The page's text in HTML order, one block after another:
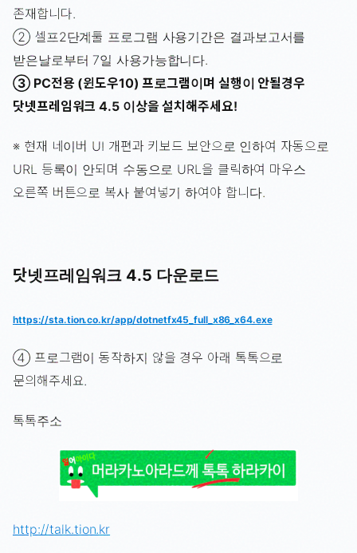
존재합니다.
② 셀프2단계툴 프로그램 사용기간은 결과보고서를
받은날로부터 7일 사용가능합니다.
③ PC전용 (윈도우10) 프로그램이며 실행이 안될경우
닷넷프레임워크 4.5 이상을 설치해주세요!
※ 현재 네이버 UI 개편과 키보드 보안으로 인하여 자동으로
URL 등록이 안되며 수동으로 URL을 클릭하여 마우스
오른쪽 버튼으로 복사 붙여넣기 하여야 합니다.
닷넷프레임워크 4.5 다운로드
https://sta.tion.co.kr/app/dotnetfx45_full_x86_x64.exe
④ 프로그램이 동작하지 않을 경우 아래 톡톡으로
문의해주세요.
톡톡주소
http://talk.tion.kr